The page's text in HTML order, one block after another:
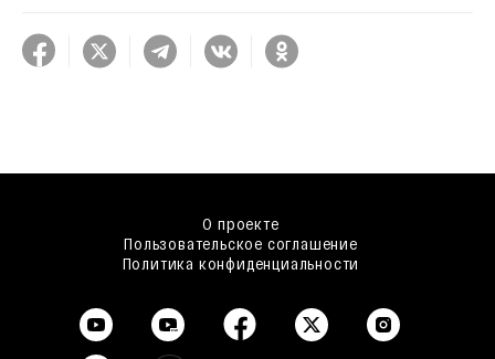
О проекте
Пользовательское соглашение
Политика конфиденциальности